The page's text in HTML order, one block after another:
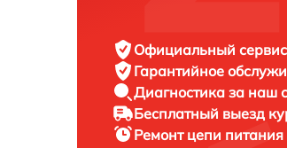
Официальный сервис
Гарантийное
Диагностика за наш
Бесплатный выезд
Ремонт цепи питания